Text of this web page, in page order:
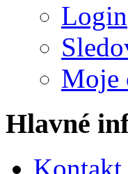
Login
Moje
Hlavné